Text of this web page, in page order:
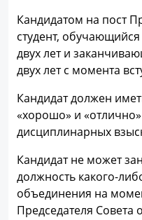
Кандидатом на пост
студент,
двух лет и
двух лет с момента
Кандидат должен
«хорошо» и
дисциплинарных
Кандидат не может
должность какого-
объединения на
Председателя Совета